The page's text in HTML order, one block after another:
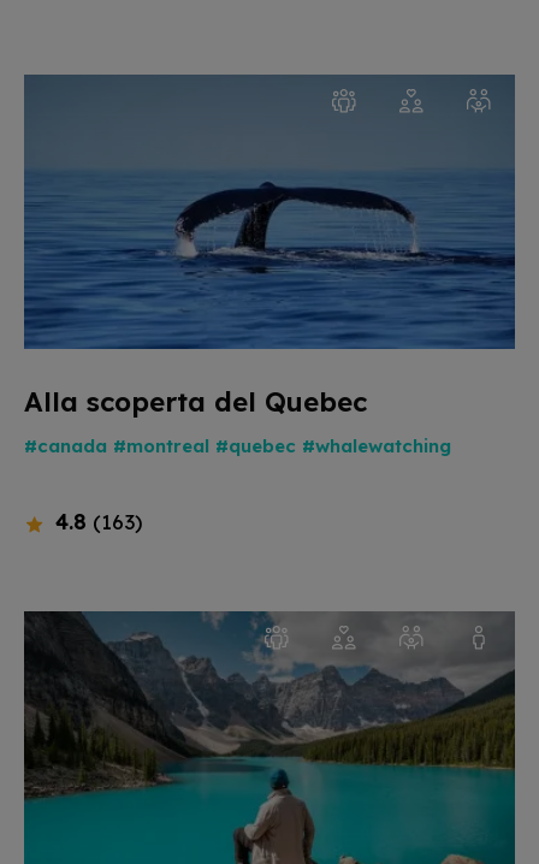
Alla scoperta del Quebec
#canada #montreal #quebec #whalewatching
4.8 (163)